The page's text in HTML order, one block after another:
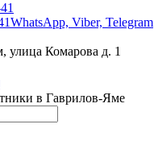
WhatsApp, Viber, Telegram
улица Комарова д. 1
в Гаврилов-Яме